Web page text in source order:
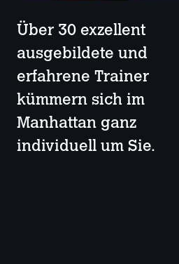
Über 30 exzellent
ausgebildete und
erfahrene Trainer
kümmern sich im
Manhattan ganz
individuell um Sie.